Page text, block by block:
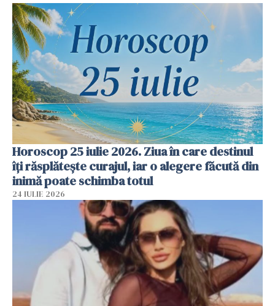
Horoscop 25 iulie 2026. Ziua în care destinul
îți răsplătește curajul, iar o alegere făcută din
inimă poate schimba totul
24 IULIE 2026